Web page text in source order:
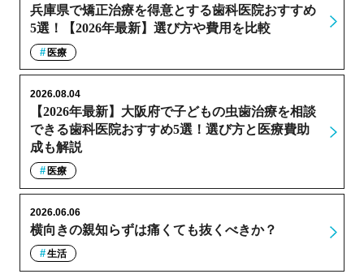
兵庫県で矯正治療を得意とする歯科医院おすすめ
5選！【2026年最新】選び方や費用を比較
医療
【2026年最新】大阪府で子どもの虫歯治療を相談
できる歯科医院おすすめ5選！選び方と医療費助
成も解説
2026.08.04
医療
横向きの親知らずは痛くても抜くべきか？
2026.06.06
生活